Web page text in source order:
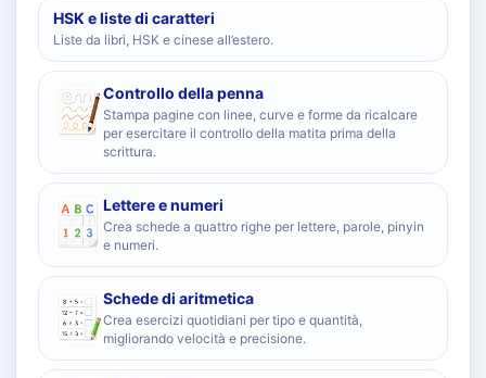
HSK e liste di caratteri
Liste da libri, HSK e cinese all’estero.
Controllo della penna
Stampa pagine con linee, curve e forme da ricalcare
per esercitare il controllo della matita prima della
scrittura.
Lettere e numeri
Crea schede a quattro righe per lettere, parole, pinyin
e numeri.
Schede di aritmetica
Crea esercizi quotidiani per tipo e quantità,
migliorando velocità e precisione.